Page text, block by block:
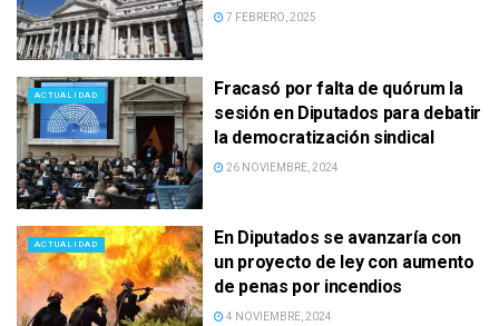
7 FEBRERO, 2025
ACTUALIDAD
Fracasó por falta de quórum la
sesión en Diputados para debatir
la democratización sindical
26 NOVIEMBRE, 2024
ACTUALIDAD
En Diputados se avanzaría con
un proyecto de ley con aumento
de penas por incendios
4 NOVIEMBRE, 2024